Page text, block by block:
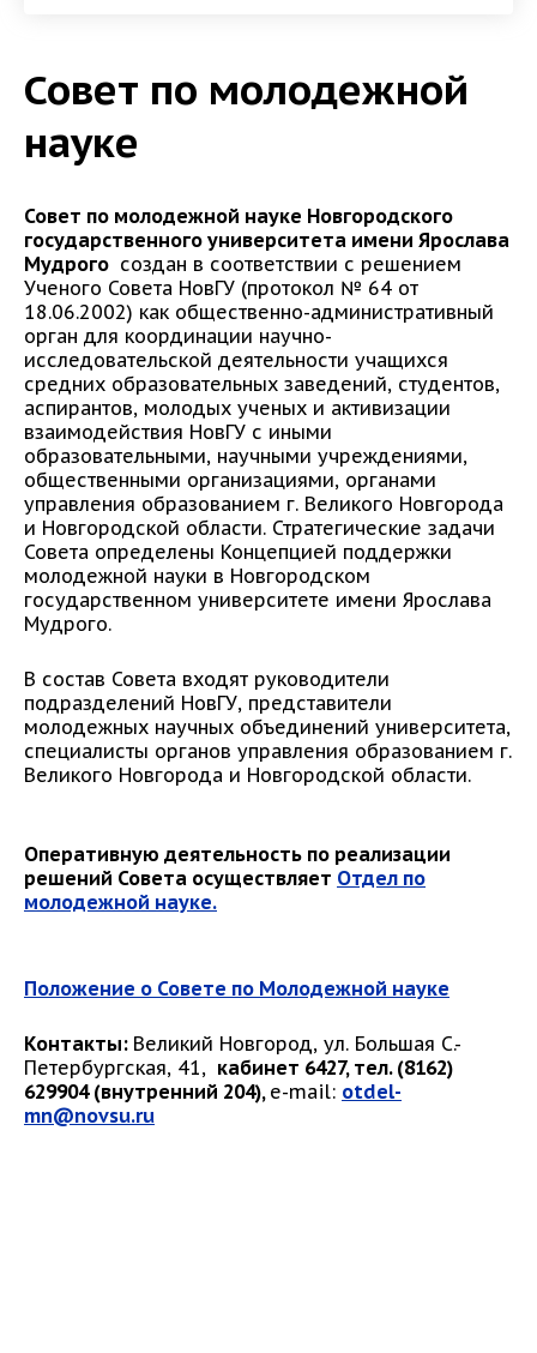
Совет по молодежной
науке
Совет по молодежной науке Новгородского
государственного университета имени Ярослава
Мудрого создан в соответствии с решением
Ученого Совета НовГУ (протокол № 64 от
18.06.2002) как общественно-административный
орган для координации научно-
исследовательской деятельности учащихся
средних образовательных заведений, студентов,
аспирантов, молодых ученых и активизации
взаимодействия НовГУ с иными
образовательными, научными учреждениями,
общественными организациями, органами
управления образованием г. Великого Новгорода
и Новгородской области. Стратегические задачи
Совета определены Концепцией поддержки
молодежной науки в Новгородском
государственном университете имени Ярослава
Мудрого.
В состав Совета входят руководители
подразделений НовГУ, представители
молодежных научных объединений университета,
специалисты органов управления образованием г.
Великого Новгорода и Новгородской области.
Оперативную деятельность по реализации
решений Совета осуществляет Отдел по
молодежной науке.
Положение о Совете по Молодежной науке
Контакты: Великий Новгород, ул. Большая С.-
Петербургская, 41, кабинет 6427, тел. (8162)
629904 (внутренний 204), e-mail: otdel-
mn@novsu.ru